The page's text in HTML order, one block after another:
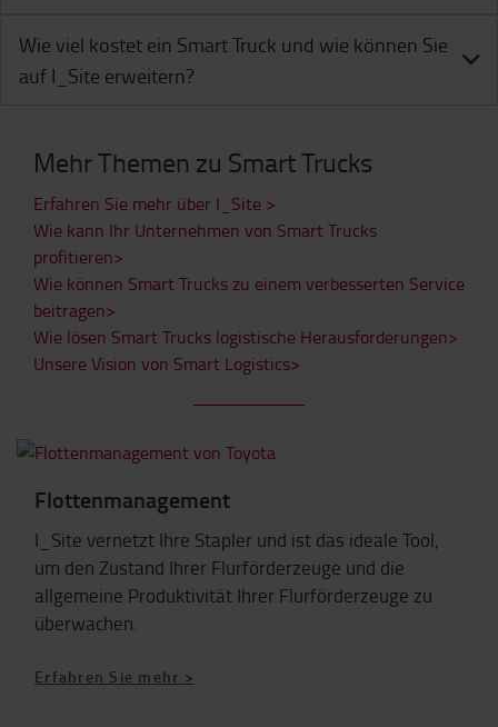
Wie viel kostet ein Smart Truck und wie können Sie
auf I_Site erweitern?
Mehr Themen zu Smart Trucks
Erfahren Sie mehr über I_Site >
Wie kann Ihr Unternehmen von Smart Trucks
profitieren>
Wie können Smart Trucks zu einem verbesserten Service
beitragen>
Wie lösen Smart Trucks logistische Herausforderungen>
Unsere Vision von Smart Logistics>
Flottenmanagement
I_Site vernetzt Ihre Stapler und ist das ideale Tool,
um den Zustand Ihrer Flurförderzeuge und die
allgemeine Produktivität Ihrer Flurförderzeuge zu
überwachen.
Erfahren Sie mehr >